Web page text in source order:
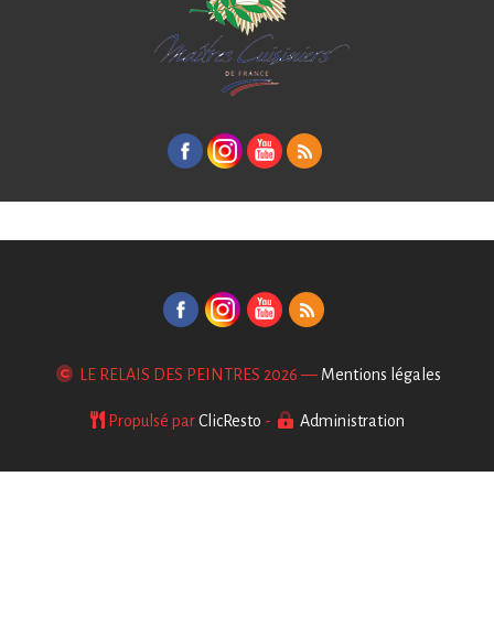
LE RELAIS DES PEINTRES 2026 — Mentions légales
Propulsé parClicResto - Administration